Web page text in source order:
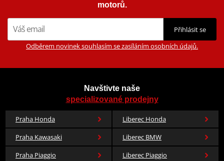
Zobrazit všechny produkty
motorů.
Přihlásit se
Odběrem novinek souhlasím se zasíláním osobních údajů.
Navštivte naše
specializované prodejny
Praha Honda
Liberec Honda
Praha Kawasaki
Liberec BMW
Praha Piaggio
Liberec Piaggio